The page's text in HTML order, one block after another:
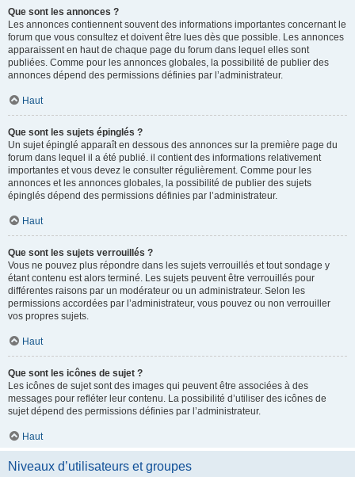
Que sont les annonces ?
Les annonces contiennent souvent des informations importantes concernant le
forum que vous consultez et doivent être lues dès que possible. Les annonces
apparaissent en haut de chaque page du forum dans lequel elles sont
publiées. Comme pour les annonces globales, la possibilité de publier des
annonces dépend des permissions définies par l’administrateur.
Haut
Que sont les sujets épinglés ?
Un sujet épinglé apparaît en dessous des annonces sur la première page du
forum dans lequel il a été publié. il contient des informations relativement
importantes et vous devez le consulter régulièrement. Comme pour les
annonces et les annonces globales, la possibilité de publier des sujets
épinglés dépend des permissions définies par l’administrateur.
Haut
Que sont les sujets verrouillés ?
Vous ne pouvez plus répondre dans les sujets verrouillés et tout sondage y
étant contenu est alors terminé. Les sujets peuvent être verrouillés pour
différentes raisons par un modérateur ou un administrateur. Selon les
permissions accordées par l’administrateur, vous pouvez ou non verrouiller
vos propres sujets.
Haut
Que sont les icônes de sujet ?
Les icônes de sujet sont des images qui peuvent être associées à des
messages pour refléter leur contenu. La possibilité d’utiliser des icônes de
sujet dépend des permissions définies par l’administrateur.
Haut
Niveaux d’utilisateurs et groupes